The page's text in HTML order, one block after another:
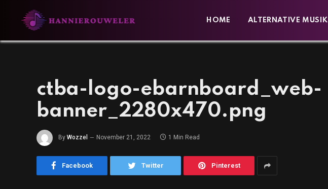
HOME ALTERNATIVE MUSIK
ctba-logo-ebarnboard_web-
banner_2280x470.png
By Wozzel November 21, 2022 1 Min Read
Facebook Twitter Pinterest